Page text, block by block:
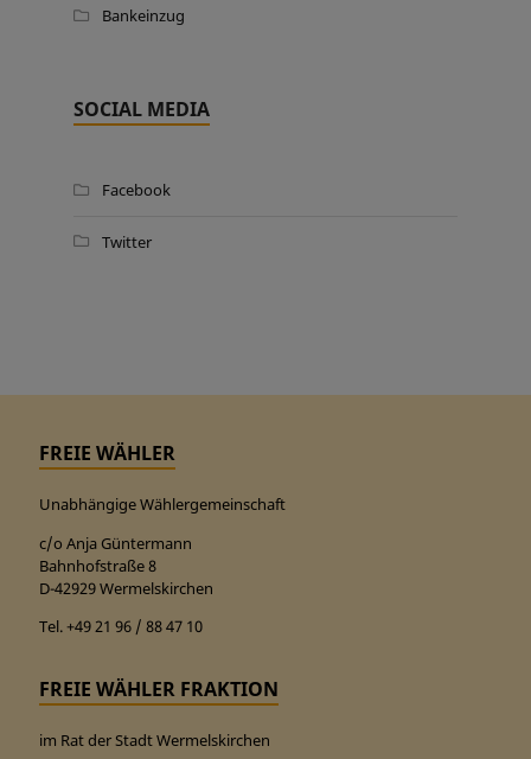
Bankeinzug
SOCIAL MEDIA
Facebook
Twitter
FREIE WÄHLER
Unabhängige Wählergemeinschaft
c/o Anja Güntermann
Bahnhofstraße 8
D-42929 Wermelskirchen
Tel. +49 21 96 / 88 47 10
FREIE WÄHLER FRAKTION
im Rat der Stadt Wermelskirchen